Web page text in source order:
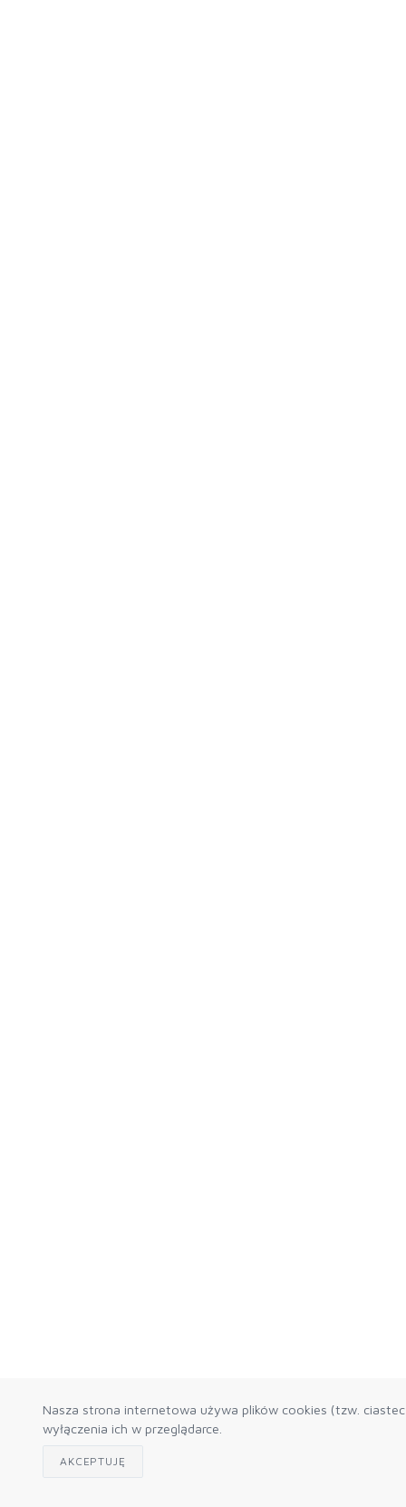
Nasza strona internetowa używa plików cookies (tzw.
wyłączenia ich w przeglądarce.
AKCEPTUJĘ